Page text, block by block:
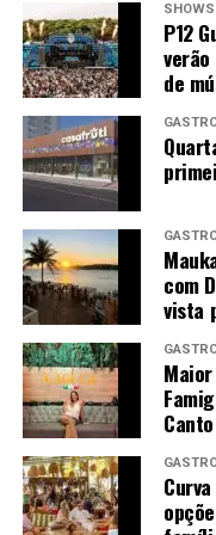
Sábado, 8 de agosto
SALA
Sala 1
Sala 2
Sala 1 15:30
Sala 1
cultura brasileira.
Além das
maranhense
para compartilhar
experiências de palco.
“Esse encontro entre
Maranhão fortalece o
e contribui para o
reafirmando o
a valorização da
colaboração”, ressalta
SHOWS
P12
de
com
vista
Canto